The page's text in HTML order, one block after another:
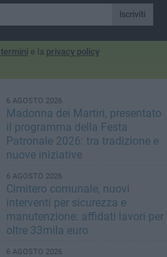
Iscriviti
termini e la privacy policy
6 AGOSTO 2026
Madonna dei Martiri, presentato
il programma della Festa
Patronale 2026: tra tradizione e
nuove iniziative
6 AGOSTO 2026
Cimitero comunale, nuovi
interventi per sicurezza e
manutenzione: affidati lavori per
oltre 33mila euro
6 AGOSTO 2026